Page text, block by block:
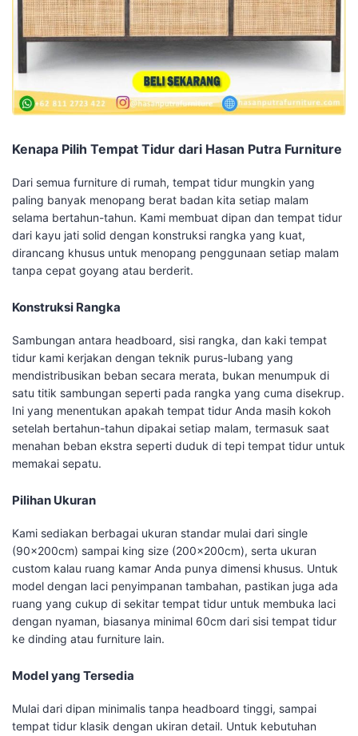
Kenapa Pilih Tempat Tidur dari Hasan Putra Furniture
Dari semua furniture di rumah, tempat tidur mungkin yang
paling banyak menopang berat badan kita setiap malam
selama bertahun-tahun. Kami membuat dipan dan tempat tidur
dari kayu jati solid dengan konstruksi rangka yang kuat,
dirancang khusus untuk menopang penggunaan setiap malam
tanpa cepat goyang atau berderit.
Konstruksi Rangka
Sambungan antara headboard, sisi rangka, dan kaki tempat
tidur kami kerjakan dengan teknik purus-lubang yang
mendistribusikan beban secara merata, bukan menumpuk di
satu titik sambungan seperti pada rangka yang cuma disekrup.
Ini yang menentukan apakah tempat tidur Anda masih kokoh
setelah bertahun-tahun dipakai setiap malam, termasuk saat
menahan beban ekstra seperti duduk di tepi tempat tidur untuk
memakai sepatu.
Pilihan Ukuran
Kami sediakan berbagai ukuran standar mulai dari single
(90x200cm) sampai king size (200x200cm), serta ukuran
custom kalau ruang kamar Anda punya dimensi khusus. Untuk
model dengan laci penyimpanan tambahan, pastikan juga ada
ruang yang cukup di sekitar tempat tidur untuk membuka laci
dengan nyaman, biasanya minimal 60cm dari sisi tempat tidur
ke dinding atau furniture lain.
Model yang Tersedia
Mulai dari dipan minimalis tanpa headboard tinggi, sampai
tempat tidur klasik dengan ukiran detail. Untuk kebutuhan